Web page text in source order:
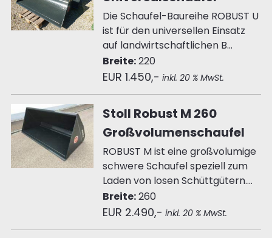
Die Schaufel-Baureihe ROBUST U
ist für den universellen Einsatz
auf landwirtschaftlichen B...
Breite:220
EUR 1.450,- inkl. 20 % MwSt.
Stoll Robust M 260
Großvolumenschaufel
ROBUST M ist eine großvolumige
schwere Schaufel speziell zum
Laden von losen Schüttgütern....
Breite:260
EUR 2.490,- inkl. 20 % MwSt.